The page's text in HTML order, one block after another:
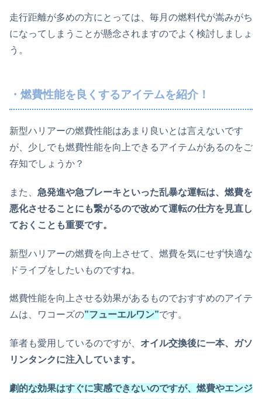
走行距離が多めの方にとっては、毎月の燃料代が嵩みがち
になってしまうことが懸念されますのでよく検討しましょ
う。
・燃費性能を良くするアイテムを紹介！
新型ハリアーの燃費性能はあまり良いとは言えないです
が、少しでも燃費性能を向上できるアイテムがあるのをご
存知でしょうか？
また、 急発進や急ブレーキといった乱暴な運転は、燃費を
悪化させることにも繋がるので改めて運転の仕方を見直し
ておくことも重要です。
新型ハリアーの燃費を向上させて、燃費を気にせず快適な
ドライブをしたいものですね。
燃費性能を向上させる効果があるものでおすすめのアイテ
ムは、ワコーズの”フューエルワン”です。
筆者も愛用しているのですが、 オイル交換後に一本、ガソ
リンタンクに注入しています。
劇的な効果はすぐに実感できないのですが、燃費やエンジ